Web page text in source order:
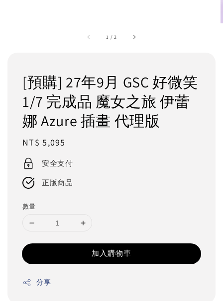
1 /2
[預購] 27年9月 GSC 好微笑
1/7 完成品 魔女之旅 伊蕾
娜 Azure 插畫 代理版
Regular
price
NT$ 5,095
安全支付
正版商品
數量
加入購物車
分享